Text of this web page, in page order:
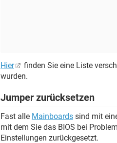
Hier
finden Sie eine Liste
wurden.
Jumper zurücksetzen
Fast alle Mainboards sind mit
mit dem Sie das BIOS bei
Einstellungen zurückgesetzt.